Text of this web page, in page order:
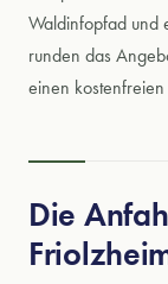
Waldinfopfad und
runden das
einen kostenfreien
Die